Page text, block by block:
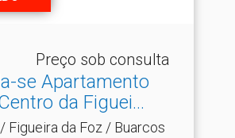
Preço sob consulta
se Apartamento
da Figuei.​..
Figueira da Foz / Buarcos